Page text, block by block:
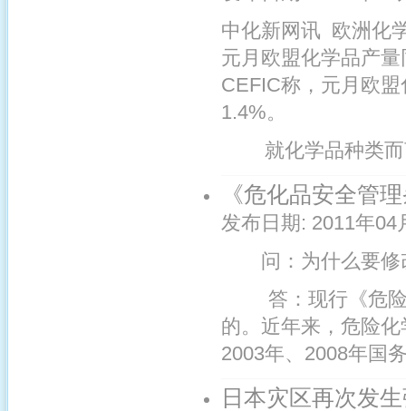
中化新网讯 欧洲化
元月欧盟化学品产
CEFIC称，元月欧
1.4%。
就化学品种类而
《危化品安全管
发布日期: 2011年04
问：为什么要修
答：现行《危险
的。近年来，危险
2003年、2008年国
日本灾区再次发